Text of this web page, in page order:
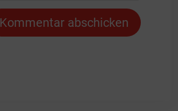
Kommentar abschicken